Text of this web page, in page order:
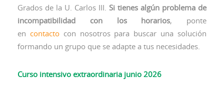
Grados de la U. Carlos III. Si tienes algún problema de
incompatibilidad con los horarios, ponte
en contactocon nosotros para buscar una solución
formando un grupo que se adapte a tus necesidades.
Curso intensivo extraordinaria junio 2026